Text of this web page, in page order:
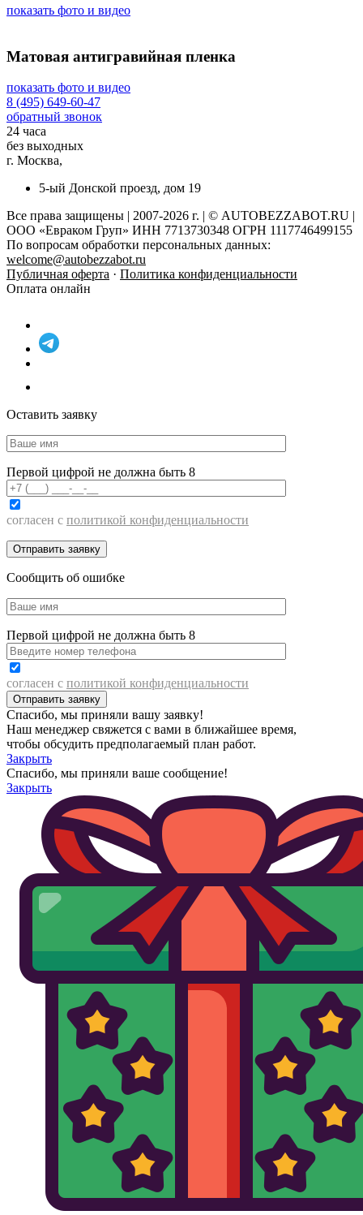
показать фото и видео
Матовая антигравийная пленка
показать фото и видео
8 (495) 649-60-47
обратный звонок
24 часа
без выходных
г. Москва,
5-ый Донской проезд, дом 19
Все права защищены | 2007-2026 г. | © AUTOBEZZABOT.RU |
ООО «Евраком Груп» ИНН 7713730348 ОГРН 1117746499155
По вопросам обработки персональных данных:
welcome@autobezzabot.ru
Публичная оферта · Политика конфиденциальности
Оплата онлайн
Оставить заявку
Первой цифрой не должна быть 8
согласен с политикой конфиденциальности
Сообщить об ошибке
Первой цифрой не должна быть 8
согласен с политикой конфиденциальности
Спасибо, мы приняли вашу заявку!
Наш менеджер свяжется с вами в ближайшее время,
чтобы обсудить предполагаемый план работ.
Закрыть
Спасибо, мы приняли ваше сообщение!
Закрыть